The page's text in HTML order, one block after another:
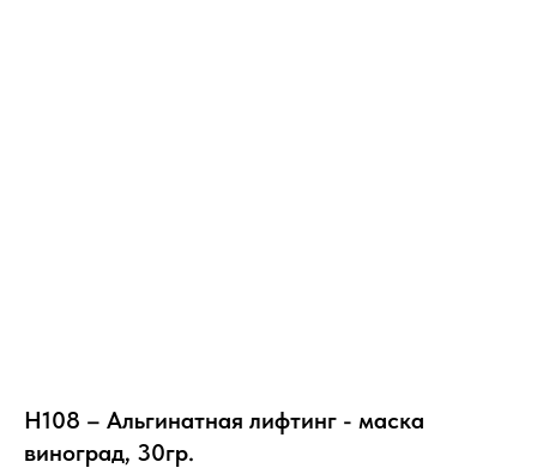
Н108 – Альгинатная лифтинг - маска
виноград, 30гр.